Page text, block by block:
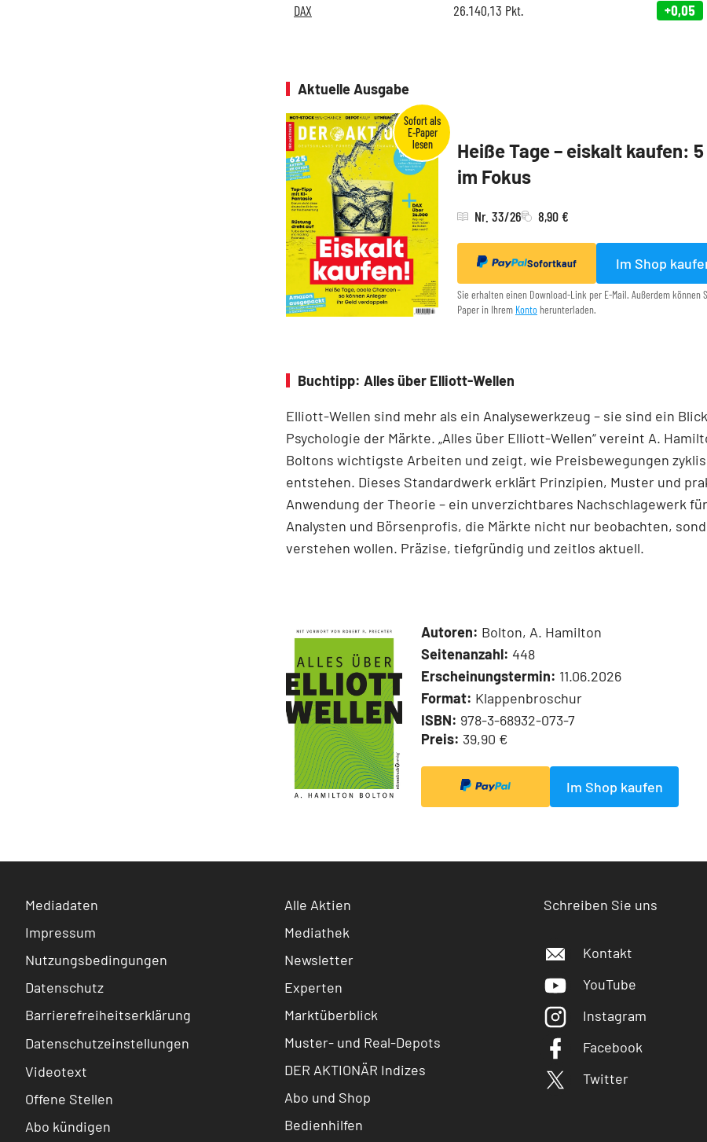
DAX 26.140,13 Pkt. +0,05
Aktuelle Ausgabe
Heiße Tage – eiskalt kaufen:
im Fokus
Nr. 33/26 8,90 €
Sofortkauf Im Shop
Sie erhalten einen Download-Link per E-Mail. Außerdem können
Paper in Ihrem Konto herunterladen.
Buchtipp: Alles über Elliott-Wellen
Elliott-Wellen sind mehr als ein Analysewerkzeug – sie sind ein
Psychologie der Märkte. „Alles über Elliott-Wellen“ vereint A.
Boltons wichtigste Arbeiten und zeigt, wie Preisbewegungen
entstehen. Dieses Standardwerk erklärt Prinzipien, Muster und
Anwendung der Theorie – ein unverzichtbares Nachschlagewerk
Analysten und Börsenprofis, die Märkte nicht nur beobachten,
verstehen wollen. Präzise, tiefgründig und zeitlos aktuell.
Autoren: Bolton, A. Hamilton
Seitenanzahl: 448
Erscheinungstermin: 11.06.2026
Format: Klappenbroschur
ISBN: 978-3-68932-073-7
Preis: 39,90 €
Im Shop kaufen
Mediadaten
Impressum
Nutzungsbedingungen
Datenschutz
Barrierefreiheitserklärung
Datenschutzeinstellungen
Videotext
Offene Stellen
Abo kündigen
Alle Aktien
Mediathek
Newsletter
Experten
Marktüberblick
Muster- und Real-Depots
DER AKTIONÄR Indizes
Abo und Shop
Bedienhilfen
Schreiben Sie uns
Kontakt
YouTube
Instagram
Facebook
Twitter